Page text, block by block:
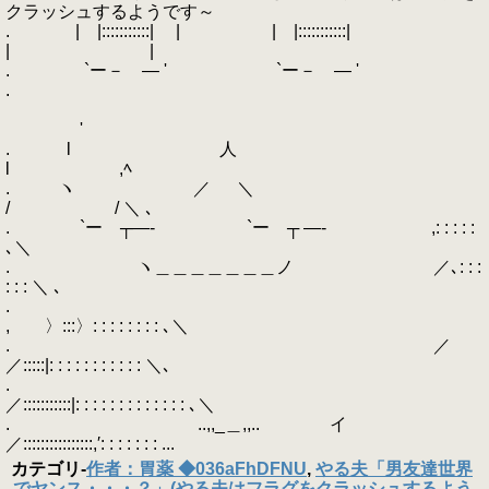
クラッシュするようです～
. | |:::::::::::| | | |:::::::::::|
. `ー－ ― ' `ー－ ― '
.
'
. l 人
l ,ﾍ
. ヽ ／ ＼
/ / ＼ ､
. `ー ┬―‐ `ー ┬ ―‐ ,: : : : :
､＼
. ヽ＿＿＿＿＿＿＿ノ ／､: : :
: : : ＼ ､
.
, 〉:::〉: : : : : : : : ､＼
. ／
／:::::|: : : : : : : : : : : ＼､
.
／:::::::::::|: : : : : : : : : : : : : ､＼
. ..,,_＿,,.. イ
／::::::::::::::::,′: : : : : : : ...
カテゴリ-作者：胃薬 ◆036aFhDFNU, やる夫「男友達世界